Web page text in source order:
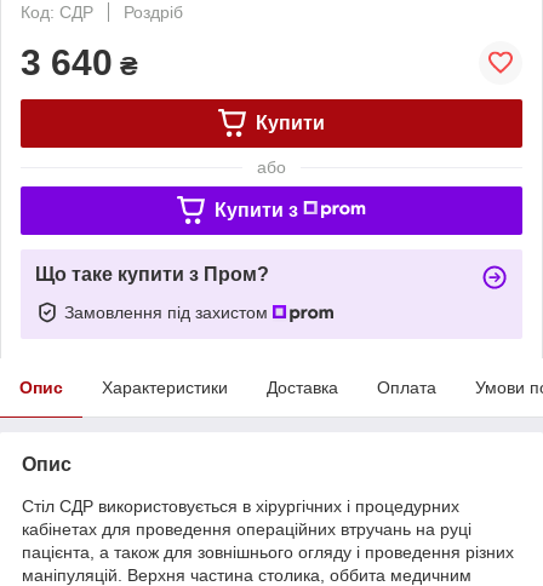
Код: СДР
Роздріб
3 640 ₴
Купити
або
Купити з
Що таке купити з Пром?
Замовлення під захистом
Опис Характеристики Доставка Оплата Умови
Опис
Стіл СДР використовується в хірургічних і процедурних
кабінетах для проведення операційних втручань на руці
пацієнта, а також для зовнішнього огляду і проведення різних
маніпуляцій. Верхня частина столика, оббита медичним